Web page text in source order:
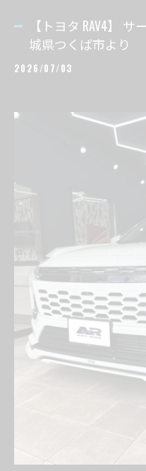
【トヨタ RAV4】
城県つくば市より
2026/07/03